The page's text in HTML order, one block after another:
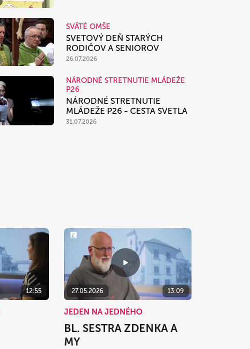
SVÄTÉ OMŠE
SVETOVÝ DEŇ STARÝCH
RODIČOV A SENIOROV
26.07.2026
NÁRODNÉ STRETNUTIE MLÁDEŽE
P26
NÁRODNÉ STRETNUTIE
MLÁDEŽE P26 - CESTA SVETLA
31.07.2026
12:55 27.05.2026 13:09
JEDEN NA JEDNÉHO
BL. SESTRA ZDENKA A
MY